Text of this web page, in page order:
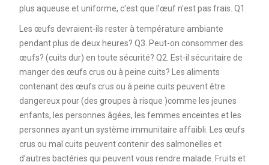
plus aqueuse et uniforme, c'est que l'œuf n'est pas frais. Q1.
Les œufs devraient-ils rester à température ambiante
pendant plus de deux heures? Q3. Peut-on consommer des
œufs? (cuits dur) en toute sécurité? Q2. Est-il sécuritaire de
manger des œufs crus ou à peine cuits? Les aliments
contenant des œufs crus ou à peine cuits peuvent être
dangereux pour (des groupes à risque )comme les jeunes
enfants, les personnes âgées, les femmes enceintes et les
personnes ayant un système immunitaire affaibli. Les œufs
crus ou mal cuits peuvent contenir des salmonelles et
d’autres bactéries qui peuvent vous rendre malade. Fruits et